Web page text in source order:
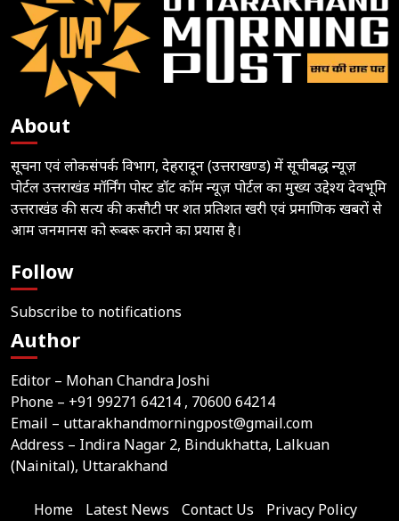
About
सूचना एवं लोकसंपर्क विभाग, देहरादून (उत्तराखण्ड) में सूचीबद्ध न्यूज़
पोर्टल उत्तराखंड मॉर्निंग पोस्ट डॉट कॉम न्यूज़ पोर्टल का मुख्य उद्देश्य देवभूमि
उत्तराखंड की सत्य की कसौटी पर शत प्रतिशत खरी एवं प्रमाणिक खबरों से
आम जनमानस को रूबरू कराने का प्रयास है।
Follow
Subscribe to notifications
Author
Editor – Mohan Chandra Joshi
Phone – +91 99271 64214 , 70600 64214
Email – uttarakhandmorningpost@gmail.com
Address – Indira Nagar 2, Bindukhatta, Lalkuan
(Nainital), Uttarakhand
Home Latest News Contact Us
Privacy Policy